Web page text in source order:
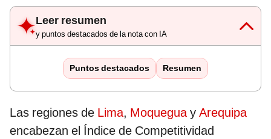
Leer resumen
y puntos destacados de la nota con IA
Puntos destacados Resumen
Las regiones de Lima, Moqueguay Arequipa
encabezan el Índice de Competitividad